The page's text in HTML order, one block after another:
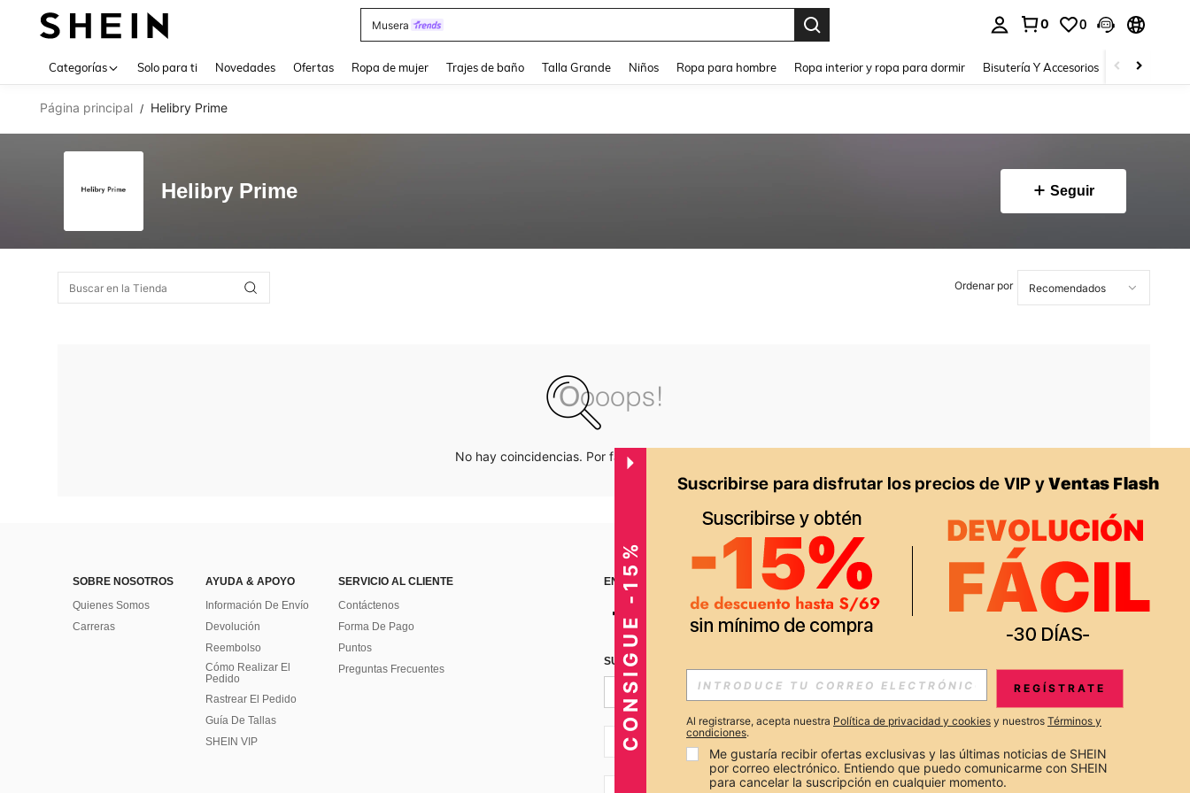
Musera
0 0
Categorías Solo para ti Novedades Ofertas Ropa de mujer Trajes de baño Talla Grande Niños Ropa para hombre Ropa interior y ropa para dormir Bisutería Y Accesorios Zapatos
Página principal / Helibry Prime
Helibry Prime Seguir
Ordenar por
No hay coincidencias. Por favor inténtalo de nuevo.
SOBRE NOSOTROS
Quienes Somos
Carreras
AYUDA & APOYO
Información De Envío
Devolución
Reembolso
Cómo Realizar El
Pedido
Rastrear El Pedido
Guía De Tallas
SHEIN VIP
SERVICIO AL CLIENTE
Contáctenos
Forma De Pago
Puntos
Preguntas Frecuentes
ENCUÉNTRANOS EN APP
SUSCRÍBETE PARA RECIBIR OFERTAS EXCLUSIVAS, PROMOCIONES Y NOTICIAS DE SHEIN
Suscribir
PE + 51
CONSIGUE -15% REGÍSTRATE
Al registrarse, acepta nuestra Política de privacidad y cookies y nuestros Términos y
condiciones.
Me gustaría recibir ofertas exclusivas y las últimas noticias de SHEIN
por correo electrónico. Entiendo que puedo comunicarme con SHEIN
para cancelar la suscripción en cualquier momento.